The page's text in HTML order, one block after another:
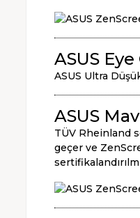
ASUS
ASUS Ultra
ASUS
TÜV Rheinland
geçer ve